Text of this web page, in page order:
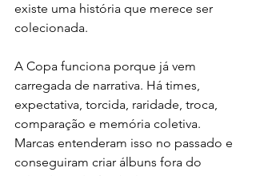
existe uma história que merece ser
colecionada.
A Copa funciona porque já vem
carregada de narrativa. Há times,
expectativa, torcida, raridade, troca,
comparação e memória coletiva.
Marcas entenderam isso no passado e
conseguiram criar álbuns fora do